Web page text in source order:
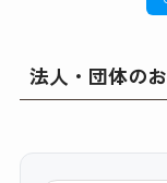
法人・団体の